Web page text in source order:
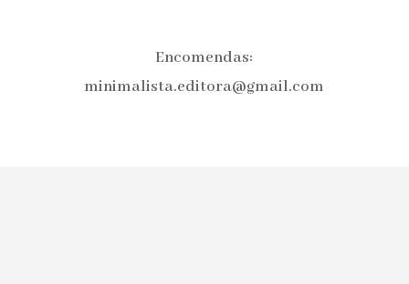
Encomendas:
minimalista.editora@gmail.com